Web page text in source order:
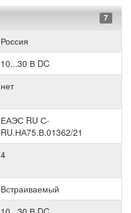
7
Россия
10...30 В DC
нет
ЕАЭС RU С-
RU.НА75.В.01362/21
4
Встраиваемый